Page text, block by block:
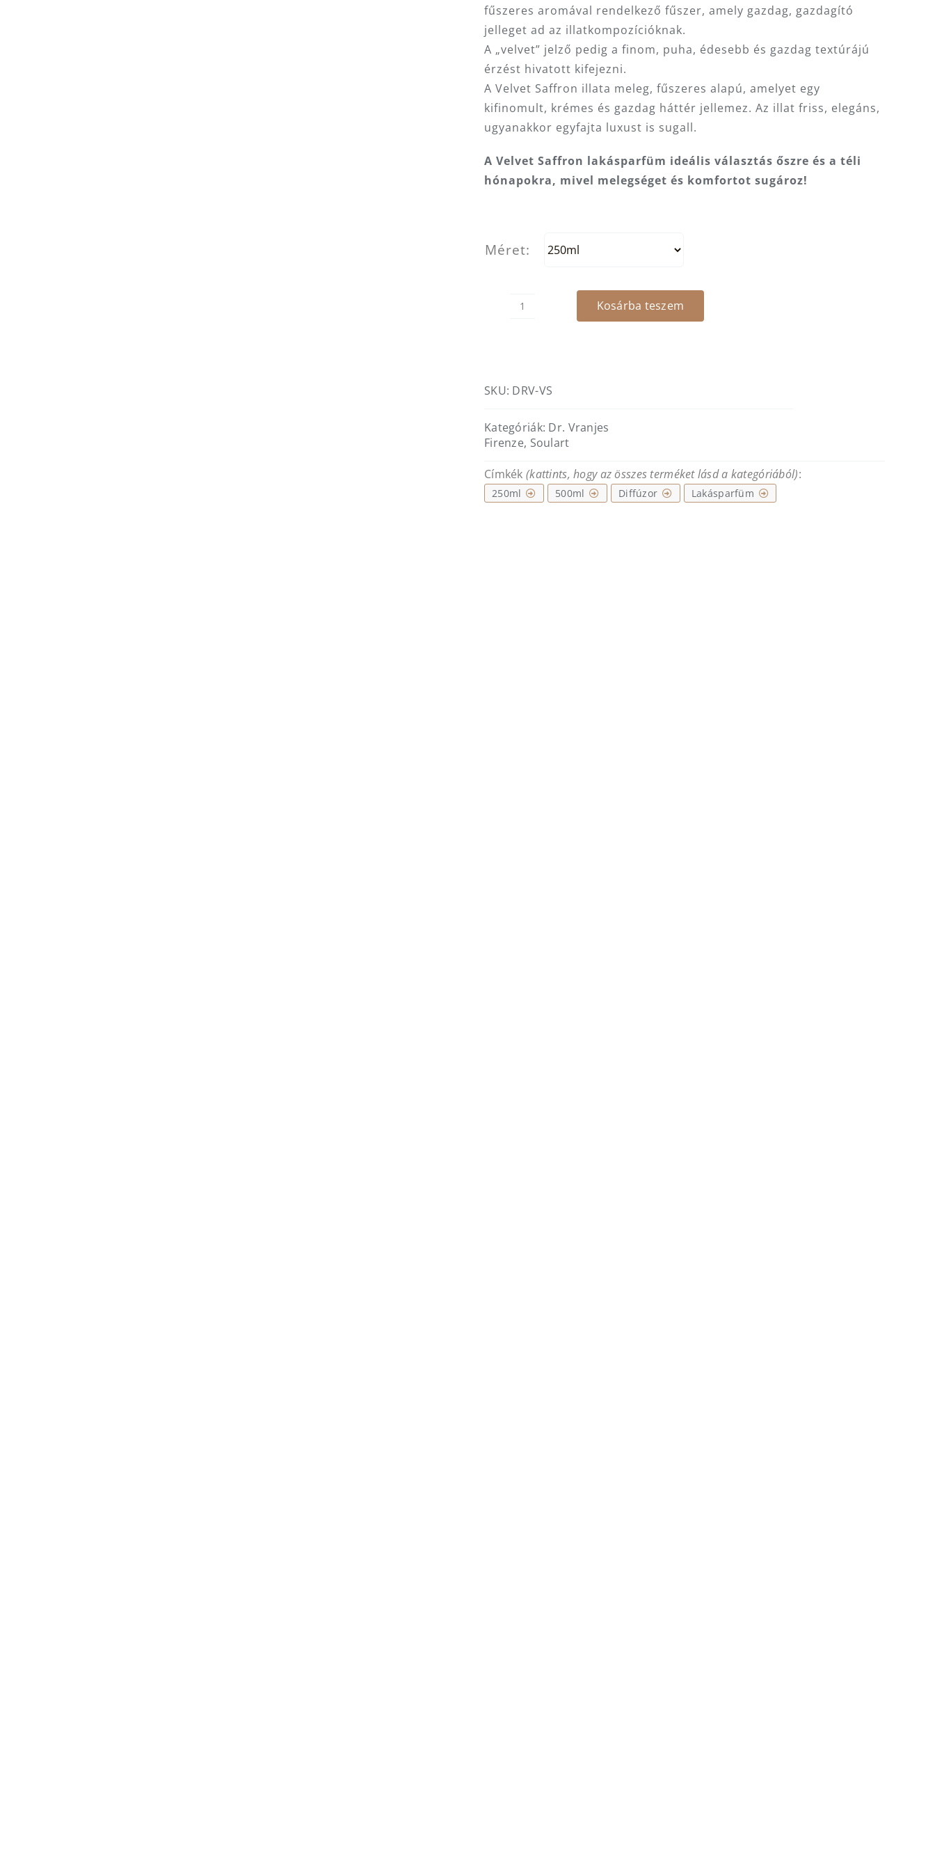
fűszeres aromával rendelkező fűszer, amely gazdag, gazdagító
jelleget ad az illatkompozícióknak.
A „velvet” jelző pedig a finom, puha, édesebb és gazdag textúrájú
érzést hivatott kifejezni.
A Velvet Saffron illata meleg, fűszeres alapú, amelyet egy
kifinomult, krémes és gazdag háttér jellemez. Az illat friss, elegáns,
ugyanakkor egyfajta luxust is sugall.
A Velvet Saffron lakásparfüm ideális választás őszre és a téli
hónapokra, mivel melegséget és komfortot sugároz!
Méret:
DR.
Velvet
lakásparfüm
diffúzor
Kosárba teszem
SKU: DRV-VS
Kategóriák: Dr. Vranjes
Firenze, Soulart
Címkék (kattints, hogy az összes terméket lásd a kategóriából):
250ml 500ml Diffúzor Lakásparfüm